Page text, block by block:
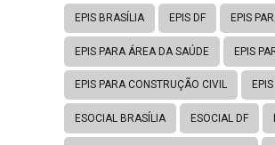
EPIS BRASÍLIA EPIS DF EPIS
EPIS PARA ÁREA DA SAÚDE EPIS
EPIS PARA CONSTRUÇÃO CIVIL
ESOCIAL BRASÍLIA ESOCIAL DF